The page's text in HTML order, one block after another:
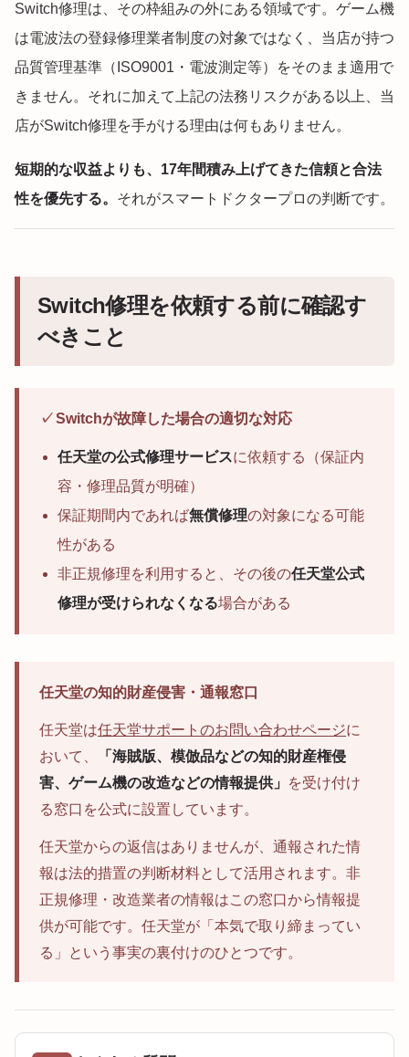
Switch修理は、その枠組みの外にある領域です。ゲーム機
は電波法の登録修理業者制度の対象ではなく、当店が持つ
品質管理基準（ISO9001・電波測定等）をそのまま適用で
きません。それに加えて上記の法務リスクがある以上、当
店がSwitch修理を手がける理由は何もありません。
短期的な収益よりも、17年間積み上げてきた信頼と合法
性を優先する。 それがスマートドクタープロの判断です。
Switch修理を依頼する前に確認す
べきこと
✓Switchが故障した場合の適切な対応
任天堂の公式修理サービスに依頼する（保証内
容・修理品質が明確）
保証期間内であれば無償修理の対象になる可能
性がある
非正規修理を利用すると、その後の任天堂公式
修理が受けられなくなる場合がある
任天堂の知的財産侵害・通報窓口
任天堂は任天堂サポートのお問い合わせページに
おいて、
「海賊版、模倣品などの知的財産権侵
害、ゲーム機の改造などの情報提供」 を受け付け
る窓口を公式に設置しています。
任天堂からの返信はありませんが、通報された情
報は法的措置の判断材料として活用されます。非
正規修理・改造業者の情報はこの窓口から情報提
供が可能です。任天堂が「本気で取り締まってい
る」という事実の裏付けのひとつです。